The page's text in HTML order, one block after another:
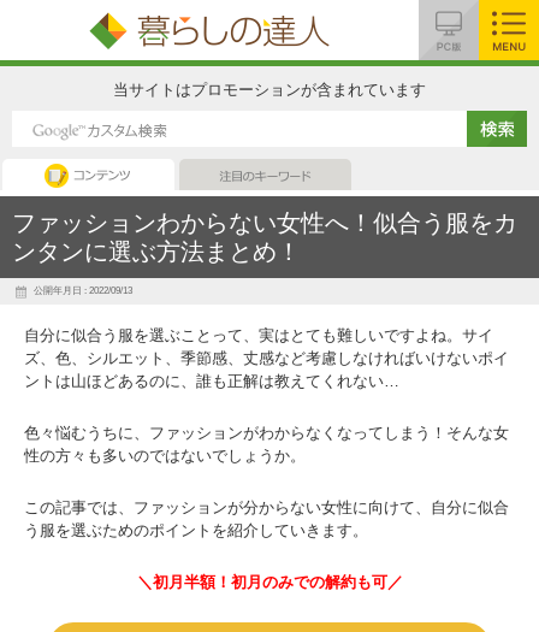
MENU
当サイトはプロモーションが含まれています
暮らしの達人 注目のキーワード
ファッションわからない女性へ！似合う服をカ
ンタンに選ぶ方法まとめ！
公開年月日 : 2022/09/13
自分に似合う服を選ぶことって、実はとても難しいですよね。サイ
ズ、色、シルエット、季節感、丈感など考慮しなければいけないポイ
ントは山ほどあるのに、誰も正解は教えてくれない…
色々悩むうちに、ファッションがわからなくなってしまう！そんな女
性の方々も多いのではないでしょうか。
この記事では、ファッションが分からない女性に向けて、自分に似合
う服を選ぶためのポイントを紹介していきます。
＼初月半額！初月のみでの解約も可／